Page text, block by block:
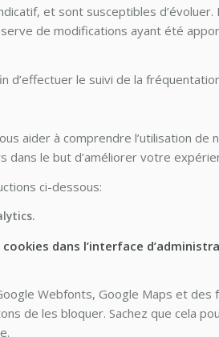
et sont susceptibles
de modifications ayant été
le suivi de la
aider à comprendre l’utilisation
dans le but d’améliorer votre
ci-dessous:
dans l’interface
Webfonts, Google Maps et
de les bloquer. Sachez que cela